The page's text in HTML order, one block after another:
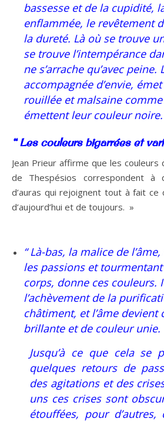
bassesse et de la cupidité,
enflammée, le revêtement
la dureté. Là où se trouve
se trouve l’intempérance
ne s’arrache qu’avec
accompagnée d’envie,
rouillée et malsaine
émettent leur couleur noire.
“ Les couleurs bigarrées et
Jean Prieur affirme que les
de Thespésios correspondent
d’auras qui rejoignent tout à fait ce
d’aujourd’hui et de toujours. »
“ Là-bas, la malice de
les passions et
corps, donne ces couleurs.
l’achèvement de la
châtiment, et l’âme
brillante et de couleur unie.
Jusqu’à ce que cela se
quelques retours de
des agitations et des
uns ces crises sont
étouffées, pour